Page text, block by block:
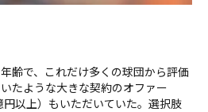
齢で、これだけ多くの球団から評価
たような大きな契約のオファー
円以上）もいただいていた。選択肢